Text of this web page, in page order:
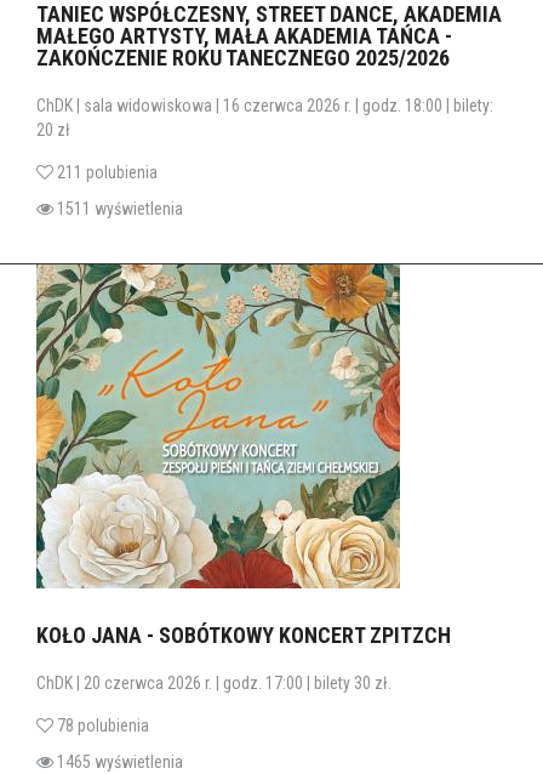
TANIEC WSPÓŁCZESNY, STREET DANCE, AKADEMIA
MAŁEGO ARTYSTY, MAŁA AKADEMIA TAŃCA -
ZAKOŃCZENIE ROKU TANECZNEGO 2025/2026
ChDK | sala widowiskowa | 16 czerwca 2026 r. | godz. 18:00 | bilety:
20 zł
211 polubienia
1511 wyświetlenia
KOŁO JANA - SOBÓTKOWY KONCERT ZPITZCH
ChDK | 20 czerwca 2026 r. | godz. 17:00 | bilety 30 zł.
78 polubienia
1465 wyświetlenia